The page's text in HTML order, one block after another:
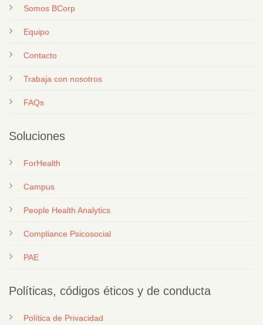
Somos BCorp
Equipo
Contacto
Trabaja con nosotros
FAQs
Soluciones
ForHealth
Campus
People Health Analytics
Compliance Psicosocial
PAE
Políticas, códigos éticos y de conducta
Política de Privacidad